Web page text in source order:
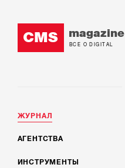
CMS magazine
ВСЕ О DIGITAL
ЖУРНАЛ
АГЕНТСТВА
ИНСТРУМЕНТЫ